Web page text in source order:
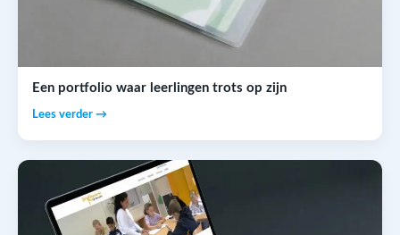
Een portfolio waar leerlingen trots op zijn
Lees verder →